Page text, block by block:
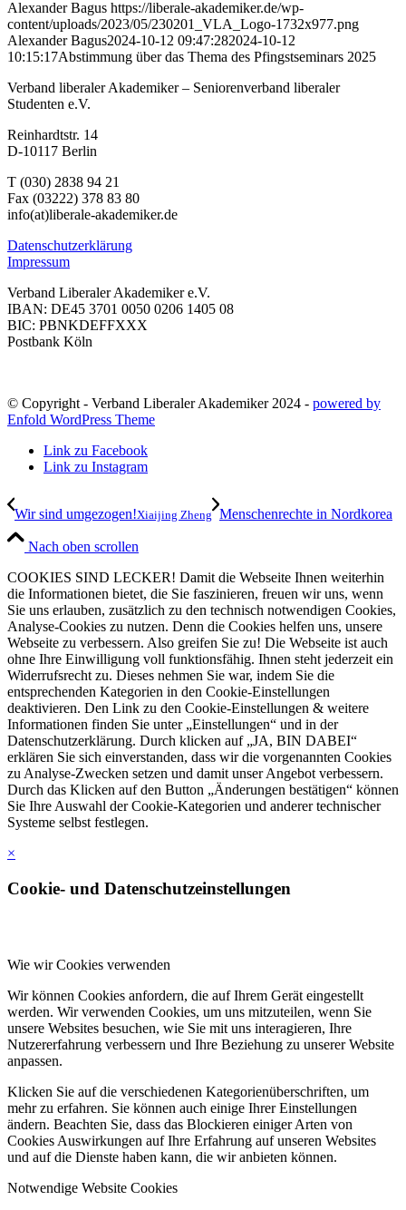
Alexander Bagus https://liberale-akademiker.de/wp-
content/uploads/2023/05/230201_VLA_Logo-1732x977.png
Alexander Bagus2024-10-12 09:47:282024-10-12
10:15:17Abstimmung über das Thema des Pfingstseminars 2025
Verband liberaler Akademiker – Seniorenverband liberaler
Studenten e.V.
Reinhardtstr. 14
D-10117 Berlin
T (030) 2838 94 21
Fax (03222) 378 83 80
info(at)liberale-akademiker.de
Datenschutzerklärung
Impressum
Verband Liberaler Akademiker e.V.
IBAN: DE45 3701 0050 0206 1405 08
BIC: PBNKDEFFXXX
Postbank Köln
© Copyright - Verband Liberaler Akademiker 2024 - powered by
Enfold WordPress Theme
Link zu Facebook
Link zu Instagram
Wir sind umgezogen!Xiaijing Zheng Menschenrechte in Nordkorea
Nach oben scrollen
COOKIES SIND LECKER! Damit die Webseite Ihnen weiterhin
die Informationen bietet, die Sie faszinieren, freuen wir uns, wenn
Sie uns erlauben, zusätzlich zu den technisch notwendigen Cookies,
Analyse-Cookies zu nutzen. Denn die Cookies helfen uns, unsere
Webseite zu verbessern. Also greifen Sie zu! Die Webseite ist auch
ohne Ihre Einwilligung voll funktionsfähig. Ihnen steht jederzeit ein
Widerrufsrecht zu. Dieses nehmen Sie war, indem Sie die
entsprechenden Kategorien in den Cookie-Einstellungen
deaktivieren. Den Link zu den Cookie-Einstellungen & weitere
Informationen finden Sie unter „Einstellungen“ und in der
Datenschutzerklärung. Durch klicken auf „JA, BIN DABEI“
erklären Sie sich einverstanden, dass wir die vorgenannten Cookies
zu Analyse-Zwecken setzen und damit unser Angebot verbessern.
Durch das Klicken auf den Button „Änderungen bestätigen“ können
Sie Ihre Auswahl der Cookie-Kategorien und anderer technischer
Systeme selbst festlegen.
×
Cookie- und Datenschutzeinstellungen
Wie wir Cookies verwenden
Wir können Cookies anfordern, die auf Ihrem Gerät eingestellt
werden. Wir verwenden Cookies, um uns mitzuteilen, wenn Sie
unsere Websites besuchen, wie Sie mit uns interagieren, Ihre
Nutzererfahrung verbessern und Ihre Beziehung zu unserer Website
anpassen.
Klicken Sie auf die verschiedenen Kategorienüberschriften, um
mehr zu erfahren. Sie können auch einige Ihrer Einstellungen
ändern. Beachten Sie, dass das Blockieren einiger Arten von
Cookies Auswirkungen auf Ihre Erfahrung auf unseren Websites
und auf die Dienste haben kann, die wir anbieten können.
Notwendige Website Cookies